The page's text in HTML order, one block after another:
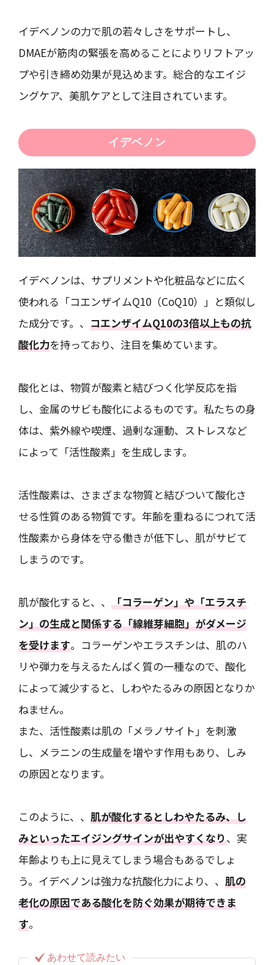
イデベノンの力で肌の若々しさをサポートし、
DMAEが筋肉の緊張を高めることによりリフトアッ
プや引き締め効果が見込めます。総合的なエイジ
ングケア、美肌ケアとして注目されています。
イデベノン
イデベノンは、サプリメントや化粧品などに広く
使われる「コエンザイムQ10（CoQ10）」と類似し
た成分です。、 コエンザイムQ10の3倍以上もの抗
酸化力を持っており、注目を集めています。
酸化とは、物質が酸素と結びつく化学反応を指
し、金属のサビも酸化によるものです。私たちの身
体は、紫外線や喫煙、過剰な運動、ストレスなど
によって「活性酸素」を生成します。
活性酸素は、さまざまな物質と結びついて酸化さ
せる性質のある物質です。年齢を重ねるにつれて活
性酸素から身体を守る働きが低下し、肌がサビて
しまうのです。
肌が酸化すると、、 「コラーゲン」や「エラスチ
ン」の生成と関係する「線維芽細胞」がダメージ
を受けます。コラーゲンやエラスチンは、肌のハ
リや弾力を与えるたんぱく質の一種なので、酸化
によって減少すると、しわやたるみの原因となりか
ねません。
また、活性酸素は肌の「メラノサイト」を刺激
し、メラニンの生成量を増やす作用もあり、しみ
の原因となります。
このように、、 肌が酸化するとしわやたるみ、し
みといったエイジングサインが出やすくなり、実
年齢よりも上に見えてしまう場合もあるでしょ
う。イデベノンは強力な抗酸化力により、、 肌の
老化の原因である酸化を防ぐ効果が期待できま
す。
あわせて読みたい